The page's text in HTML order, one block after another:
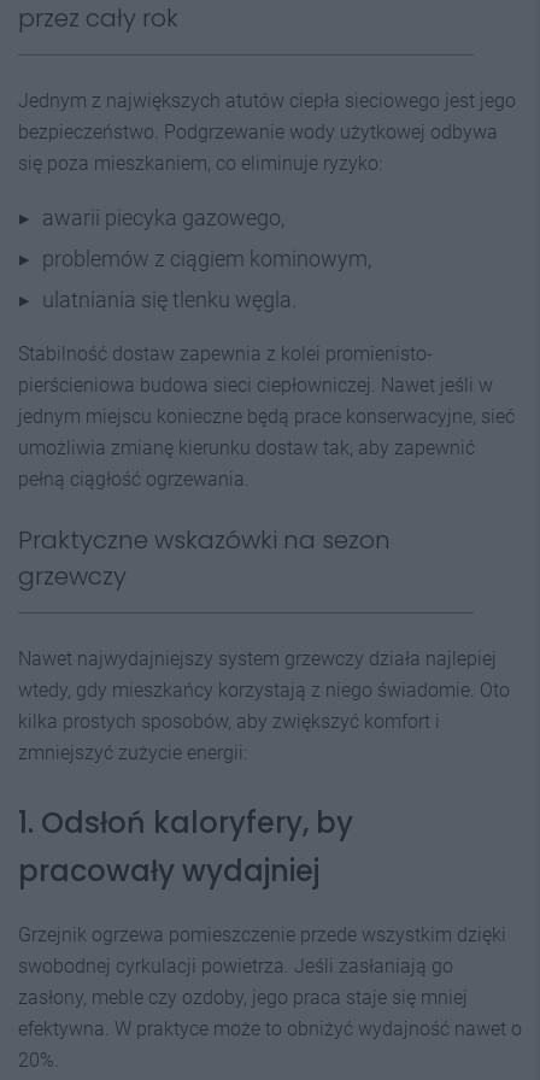
przez cały rok
Jednym z największych atutów ciepła sieciowego jest jego
bezpieczeństwo. Podgrzewanie wody użytkowej odbywa
się poza mieszkaniem, co eliminuje ryzyko:
awarii piecyka gazowego,
problemów z ciągiem kominowym,
ulatniania się tlenku węgla.
Stabilność dostaw zapewnia z kolei promienisto-
pierścieniowa budowa sieci ciepłowniczej. Nawet jeśli w
jednym miejscu konieczne będą prace konserwacyjne, sieć
umożliwia zmianę kierunku dostaw tak, aby zapewnić
pełną ciągłość ogrzewania.
Praktyczne wskazówki na sezon
grzewczy
Nawet najwydajniejszy system grzewczy działa najlepiej
wtedy, gdy mieszkańcy korzystają z niego świadomie. Oto
kilka prostych sposobów, aby zwiększyć komfort i
zmniejszyć zużycie energii:
1. Odsłoń kaloryfery, by
pracowały wydajniej
Grzejnik ogrzewa pomieszczenie przede wszystkim dzięki
swobodnej cyrkulacji powietrza. Jeśli zasłaniają go
zasłony, meble czy ozdoby, jego praca staje się mniej
efektywna. W praktyce może to obniżyć wydajność nawet o
20%.